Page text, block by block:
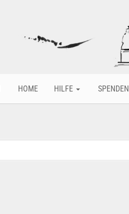
HOME HILFE SPENDEN